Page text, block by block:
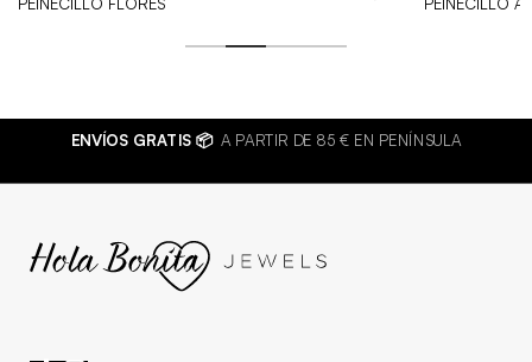
ENVÍOS GRATIS 📦 A PARTIR DE 85 € EN PENÍNSULA